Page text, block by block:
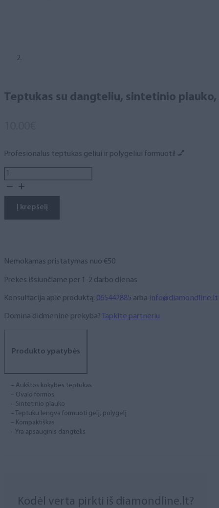
Teptukas su dangteliu, sintetinio plauko,
Profesionalus teptukas geliui ir polygeliui formuoti! 💅
produkto
kiekis:
dangteliu,
Į krepšelį
Nemokamas pristatymas nuo €50
Prekes išsiunčiame per 1-2 darbo dienas
Konsultacija apie produktą: 065442885 arba info@diamondline.lt
Domina didmeninė prekyba? Tapkite partneriu
Produkto ypatybės
– Aukštos kokybės teptukas
– Ovalo formos
– Sintetinio plauko
– Teptuku lengva formuoti gelį, polygelį
– Kompaktiškas
– Yra apsauginis dangtelis
Kodėl verta pirkti iš diamondline.lt?